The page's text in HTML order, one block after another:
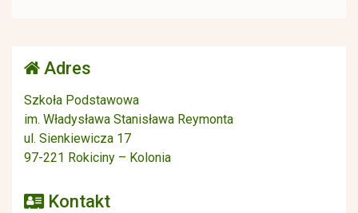
Adres
Szkoła Podstawowa
im. Władysława Stanisława Reymonta
ul. Sienkiewicza 17
97-221 Rokiciny – Kolonia
Kontakt